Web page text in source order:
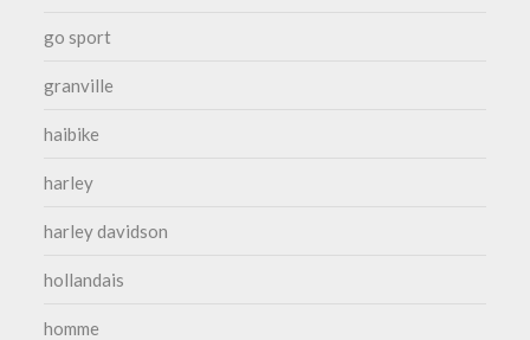
go sport
granville
haibike
harley
harley davidson
hollandais
homme